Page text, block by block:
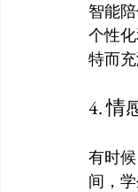
智能
个性
4. 情
有时
间，